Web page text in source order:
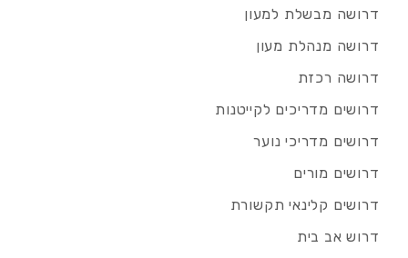
דרושה מבשלת למעון
דרושה מנהלת מעון
דרושה רכזת
דרושים מדריכים לקייטנות
דרושים מדריכי נוער
דרושים מורים
דרושים קלינאי תקשורת
דרוש אב בית